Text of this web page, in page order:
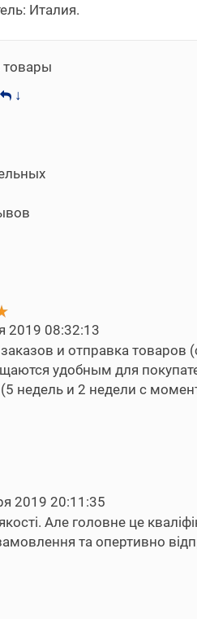
Италия.
↓
2019 08:32:13
и отправка товаров
удобным для
недель и 2 недели с
2019 20:11:35
Але головне це
та опертивно